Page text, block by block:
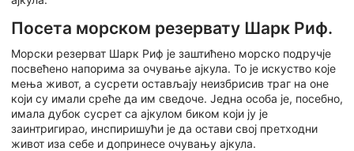
Посета морском резервату Шарк Риф.
Морски резерват Шарк Риф је заштићено морско подручје
посвећено напорима за очување ајкула. То је искуство које
мења живот, а сусрети остављају неизбрисив траг на оне
који су имали среће да им сведоче. Једна особа је, посебно,
имала дубок сусрет са ајкулом биком који ју је
заинтригирао, инспиришући је да остави свој претходни
живот иза себе и допринесе очувању ајкула.